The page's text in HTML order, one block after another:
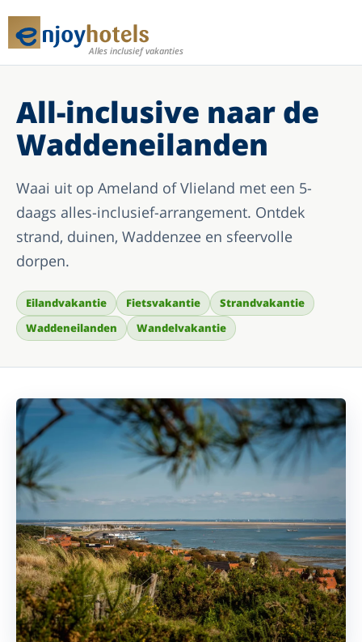
Alles inclusief vakanties
All-inclusive naar de
Waddeneilanden
Waai uit op Ameland of Vlieland met een 5-
daags alles-inclusief-arrangement. Ontdek
strand, duinen, Waddenzee en sfeervolle
dorpen.
Eilandvakantie Fietsvakantie
Strandvakantie
Waddeneilanden
Wandelvakantie